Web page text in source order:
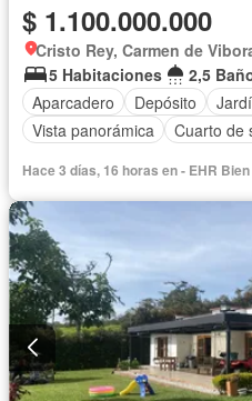
$ 1.100.000.000
Cristo Rey, Carmen de
5 Habitaciones
2,5
Aparcadero
Depósito
Vista panorámica
Cuarto de
Hace 3 días, 16 horas en - EHR